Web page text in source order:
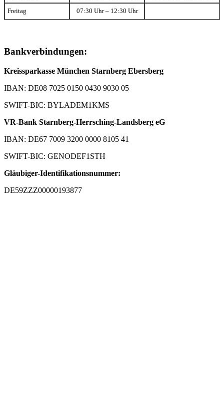
Freitag 07:30 Uhr – 12:30 Uhr
Bankverbindungen:
Kreissparkasse München Starnberg Ebersberg
IBAN: DE08 7025 0150 0430 9030 05
SWIFT-BIC: BYLADEM1KMS
VR-Bank Starnberg-Herrsching-Landsberg eG
IBAN: DE67 7009 3200 0000 8105 41
SWIFT-BIC: GENODEF1STH
Gläubiger-Identifikationsnummer:
DE59ZZZ00000193877